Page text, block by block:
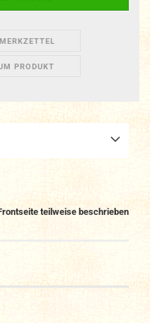
PRODUKT
teilweise beschrieben